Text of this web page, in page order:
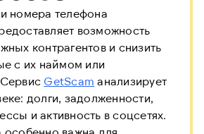
номера телефона
возможность
контрагентов и снизить
с их наймом или
GetScam анализирует
долги, задолженности,
и активность в соцсетях.